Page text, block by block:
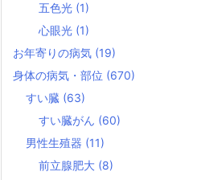
五色光 (1)
心眼光 (1)
お年寄りの病気 (19)
身体の病気・部位 (670)
すい臓 (63)
すい臓がん (60)
男性生殖器 (11)
前立腺肥大 (8)